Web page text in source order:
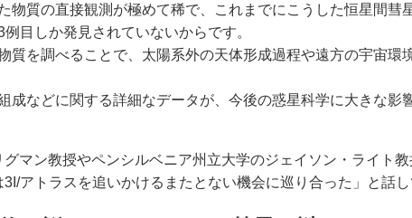
物質の直接観測が極めて稀で、これまでにこうした恒星間彗
目しか発見されていないからです。
質を調べることで、太陽系外の天体形成過程や遠方の宇宙環
成などに関する詳細なデータが、今後の惑星科学に大きな影
グマン教授やペンシルベニア州立大学のジェイソン・ライト
アトラスを追いかけるまたとない機会に巡り合った」と話し